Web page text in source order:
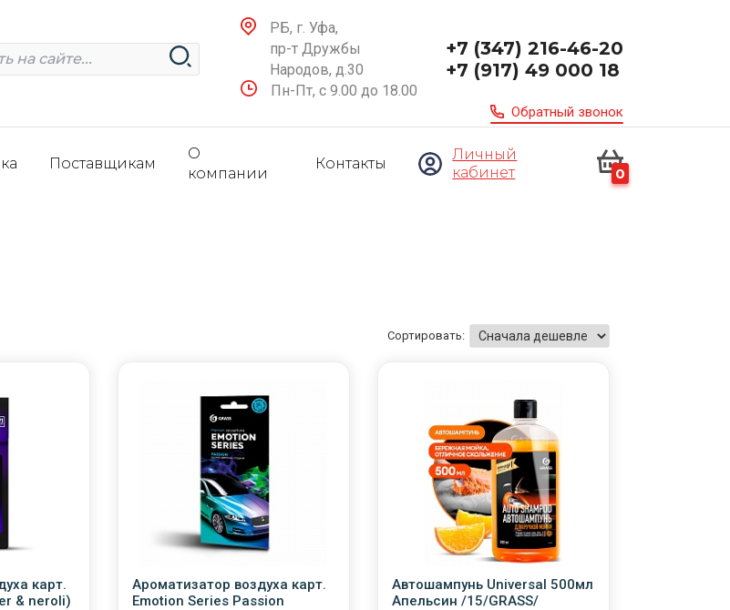
РБ, г. Уфа,
пр-т Дружбы
Народов, д.30
Пн-Пт, с 9.00 до 18.00
+7 (347) 216-46-20
+7 (917) 49 000 18
Обратный звонок
Поставщикам
О
компании
Контакты
Личный
кабинет
0
Сортировать:
карт.
& neroli)
Ароматизатор воздуха карт.
Emotion Series Passion
Автошампунь Universal 500мл
Апельсин /15/GRASS/